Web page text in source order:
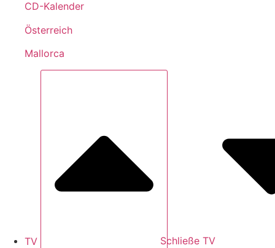
CD-Kalender
Österreich
Mallorca
TV
Schließe TV